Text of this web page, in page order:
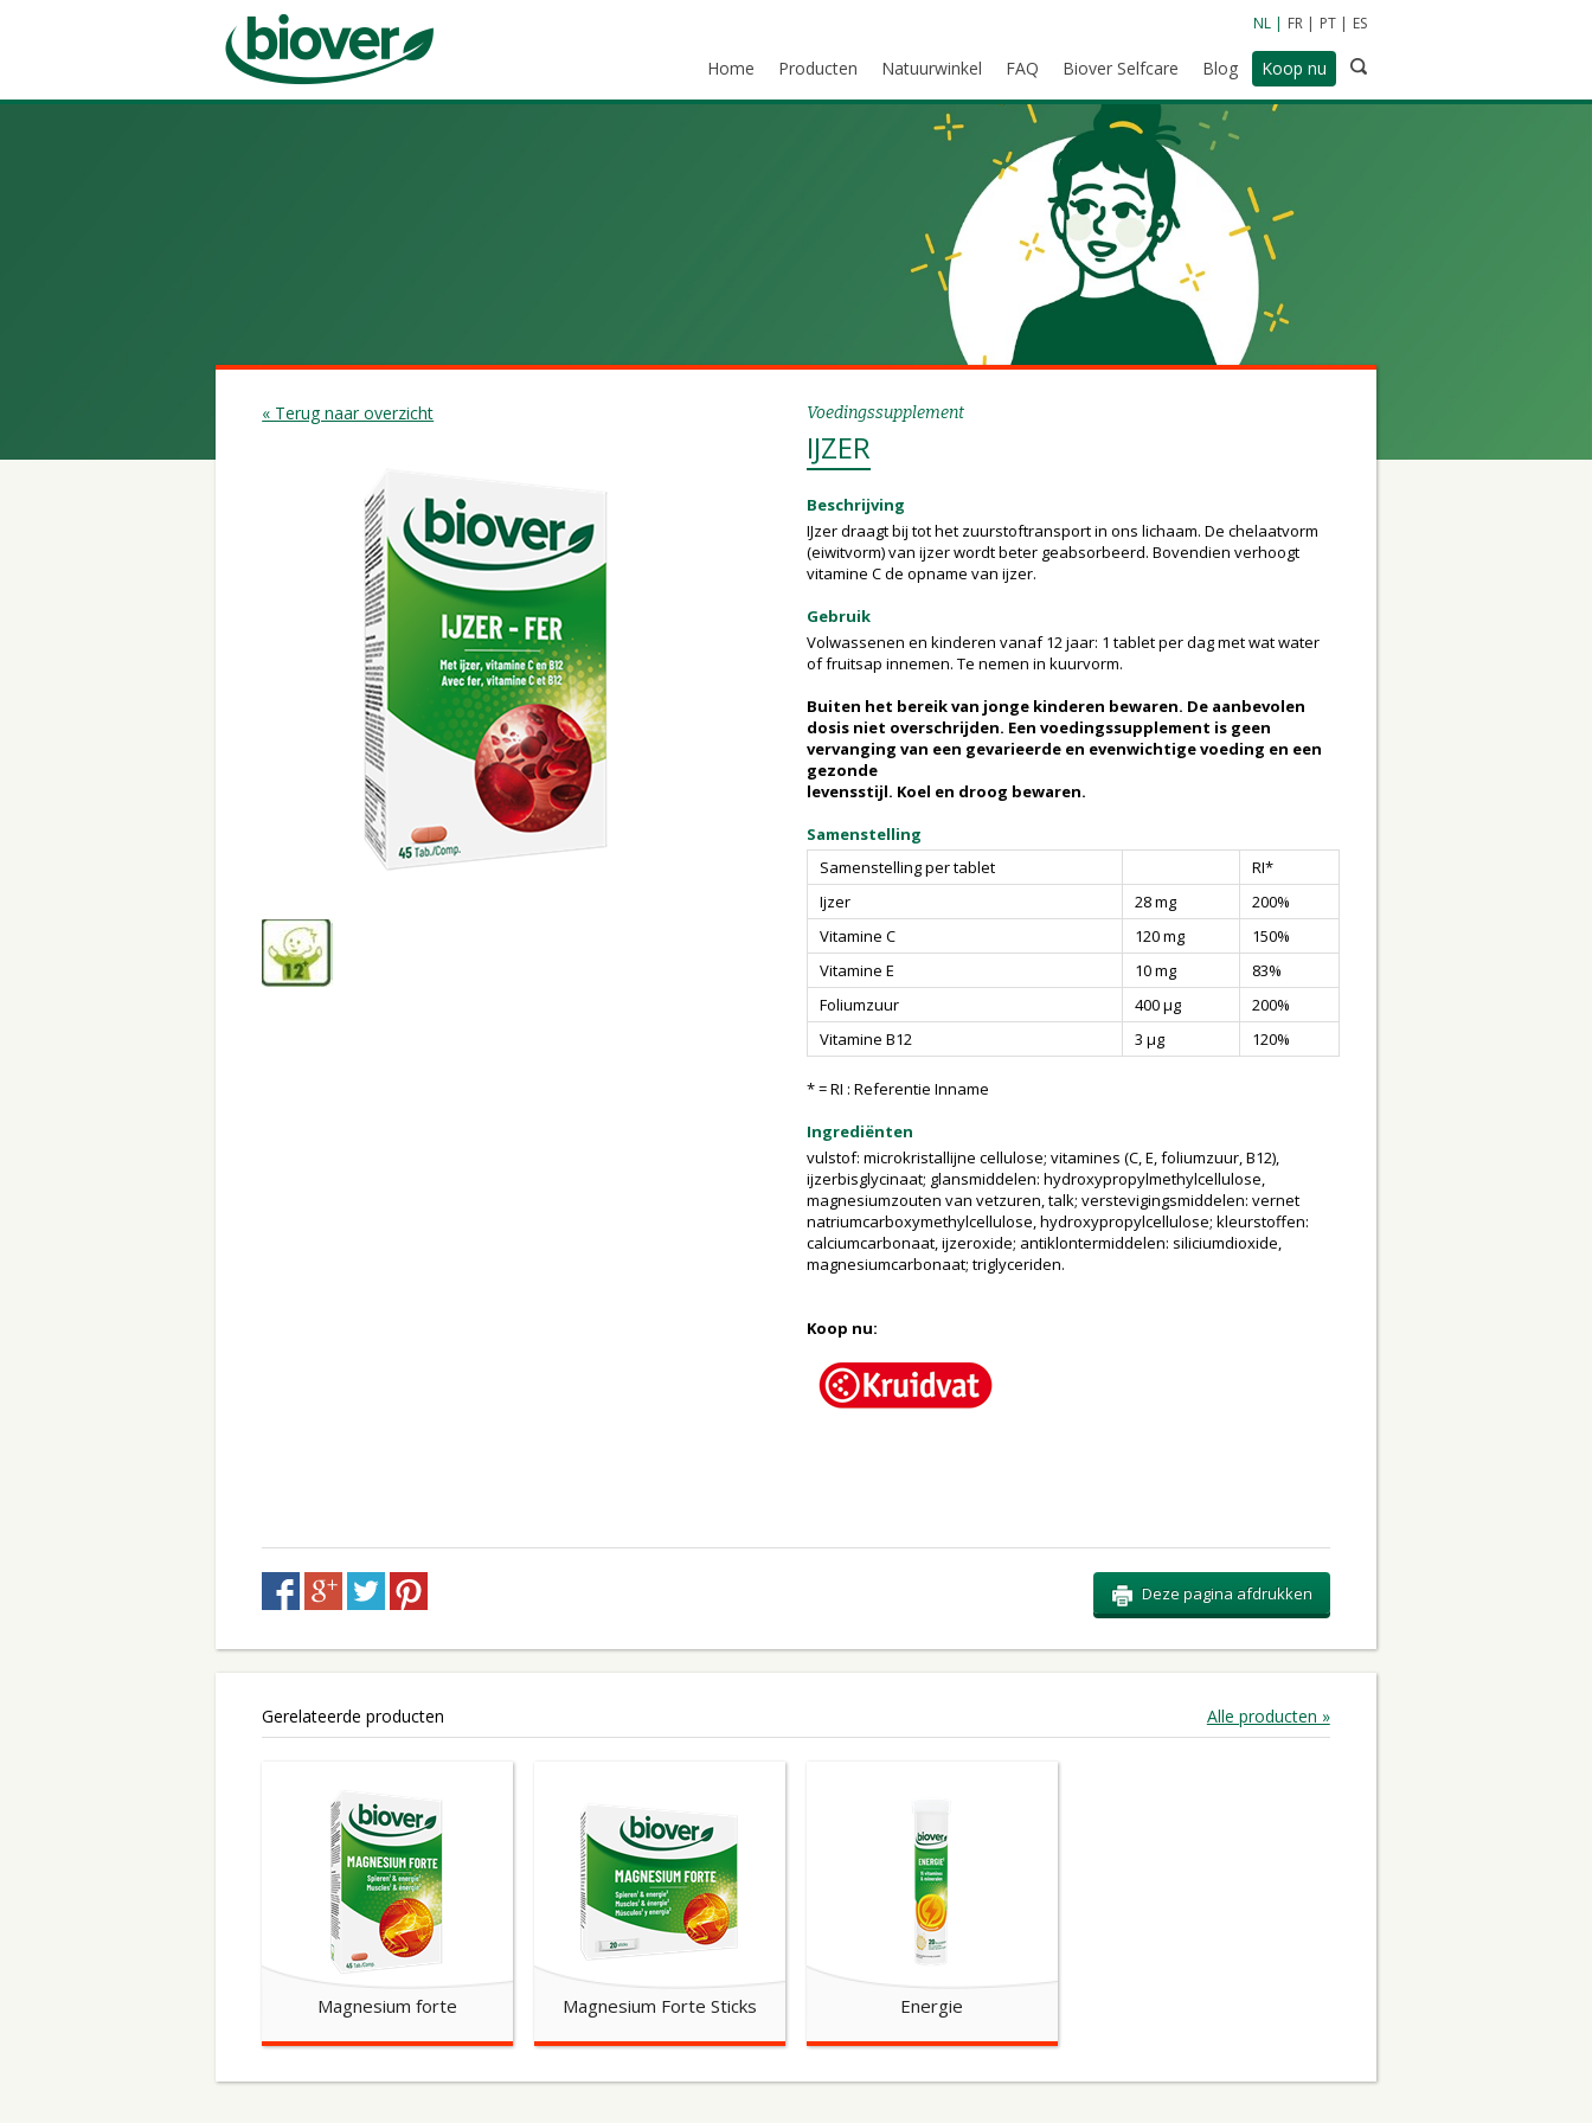
NL FR PT ES
Home Producten Natuurwinkel FAQ Biover Selfcare Blog Koop nu
« Terug naar overzicht Voedingssupplement
IJZER
Beschrijving
IJzer draagt bij tot het zuurstoftransport in ons lichaam. De chelaatvorm
(eiwitvorm) van ijzer wordt beter geabsorbeerd. Bovendien verhoogt
vitamine C de opname van ijzer.
Gebruik
Volwassenen en kinderen vanaf 12 jaar: 1 tablet per dag met wat water
of fruitsap innemen. Te nemen in kuurvorm.
Buiten het bereik van jonge kinderen bewaren. De aanbevolen
dosis niet overschrijden. Een voedingssupplement is geen
vervanging van een gevarieerde en evenwichtige voeding en een
gezonde
levensstijl. Koel en droog bewaren.
Samenstelling
Samenstelling per tablet
RI*
Ijzer
28 mg
200%
Vitamine C
120 mg
150%
Vitamine E
10 mg
83%
Foliumzuur
400 µg
200%
Vitamine B12
3 µg 120%
* = RI : Referentie Inname
Ingrediënten
vulstof: microkristallijne cellulose; vitamines (C, E, foliumzuur, B12),
ijzerbisglycinaat; glansmiddelen: hydroxypropylmethylcellulose,
magnesiumzouten van vetzuren, talk; verstevigingsmiddelen: vernet
natriumcarboxymethylcellulose, hydroxypropylcellulose; kleurstoffen:
calciumcarbonaat, ijzeroxide; antiklontermiddelen: siliciumdioxide,
magnesiumcarbonaat; triglyceriden.
Koop nu:
Deze pagina afdrukken
Gerelateerde producten Alle producten »
Magnesium forte Magnesium Forte Sticks Energie